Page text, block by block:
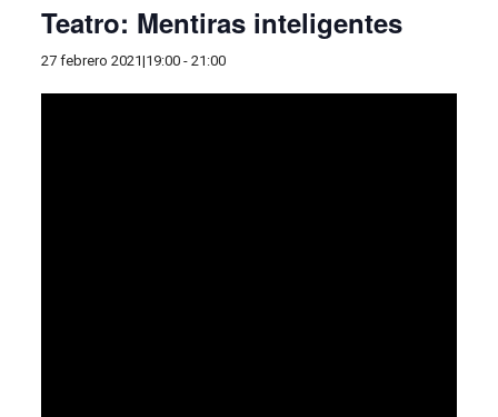
Teatro: Mentiras inteligentes
27 febrero 2021|19:00- 21:00